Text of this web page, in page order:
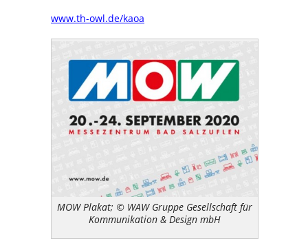
www.th-owl.de/kaoa
MOW Plakat; © WAW Gruppe Gesellschaft für
Kommunikation & Design mbH